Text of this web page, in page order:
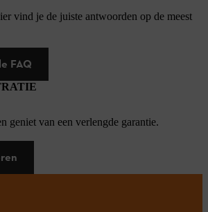
vind je de juiste antwoorden op de meest
FAQ
geniet van een verlengde garantie.